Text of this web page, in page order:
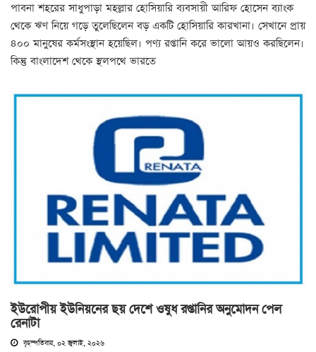
পাবনা শহরের সাধুপাড়া মহল্লার হোসিয়ারি ব্যবসায়ী আরিফ হোসেন ব্যাংক
থেকে ঋণ নিয়ে গড়ে তুলেছিলেন বড় একটি হোসিয়ারি কারখানা। সেখানে প্রায়
৪০০ মানুষের কর্মসংস্থান হয়েছিল। পণ্য রপ্তানি করে ভালো আয়ও করছিলেন।
কিন্তু বাংলাদেশ থেকে স্থলপথে ভারতে
ইউরোপীয় ইউনিয়নের ছয় দেশে ওষুধ রপ্তানির অনুমোদন পেল
রেনাটা
বৃহস্পতিবার, ০২ জুলাই, ২০২৬